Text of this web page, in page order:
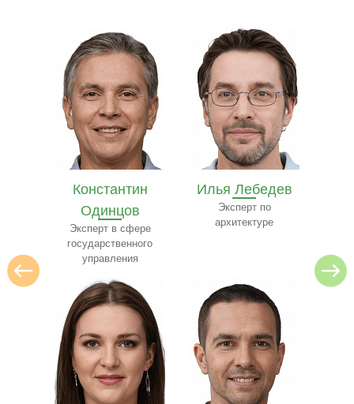
Илья Лебедев
Эксперт по
архитектуре
Иван Лазарев
Специалист в области
юриспруденции